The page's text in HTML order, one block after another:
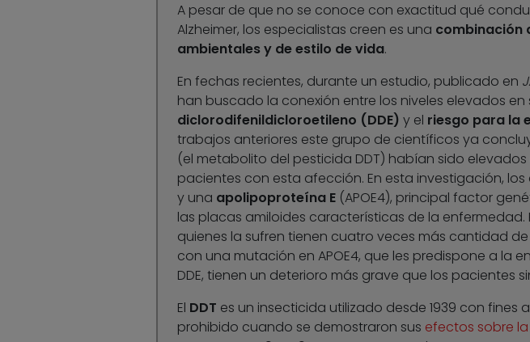
A pesar de que no se conoce con exactitud qué
Alzheimer, los especialistas creen es una combinación
ambientales y de estilo de vida.
En fechas recientes, durante un estudio, publicado en
han buscado la conexión entre los niveles elevados en
diclorodifenildicloroetileno (DDE) y el riesgo para la
trabajos anteriores este grupo de científicos ya
(el metabolito del pesticida DDT) habían sido
pacientes con esta afección. En esta investigación, los
y una apolipoproteína E(APOE4), principal factor
las placas amiloides características de la
quienes la sufren tienen cuatro veces más cantidad de
con una mutación en APOE4, que les predispone a la
DDE, tienen un deterioro más grave que los pacientes
El DDT es un insecticida utilizado desde 1939 con fines
prohibido cuando se demostraron sus efectos sobre